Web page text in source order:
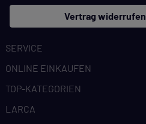
Vertrag widerrufen
SERVICE
ONLINE EINKAUFEN
TOP-KATEGORIEN
LARCA